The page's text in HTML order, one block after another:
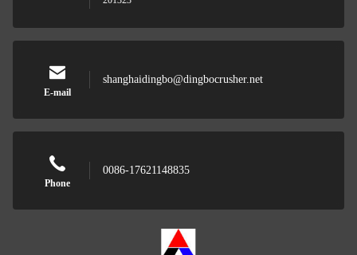
E-mail
shanghaidingbo@dingbocrusher.net
Phone
0086-17621148835